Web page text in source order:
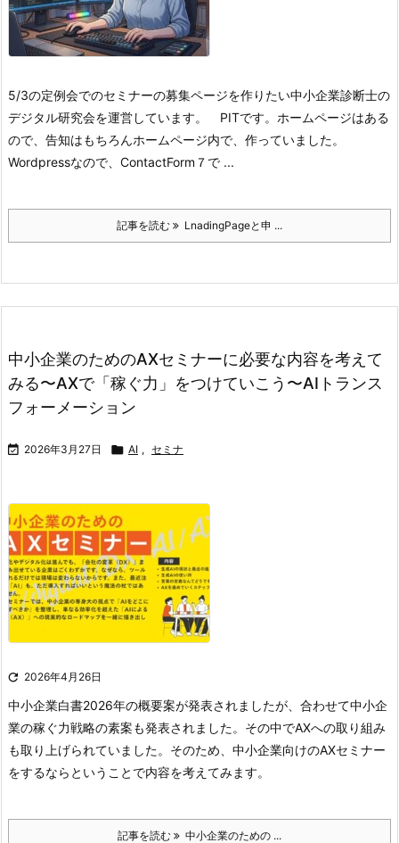
5/3の定例会でのセミナーの募集ページを作りたい中小企業診断士の
デジタル研究会を運営しています。 PITです。ホームページはある
ので、告知はもちろんホームページ内で、作っていました。
Wordpressなので、ContactForm７で ...
記事を読む LnadingPageと申 ...
中小企業のためのAXセミナーに必要な内容を考えて
みる〜AXで「稼ぐ力」をつけていこう〜AIトランス
フォーメーション
 2026年3月27日  AI , セミナ
 2026年4月26日
中小企業白書2026年の概要案が発表されましたが、合わせて中小企
業の稼ぐ力戦略の素案も発表されました。その中でAXへの取り組み
も取り上げられていました。そのため、中小企業向けのAXセミナー
をするならということで内容を考えてみます。
記事を読む 中小企業のための ...